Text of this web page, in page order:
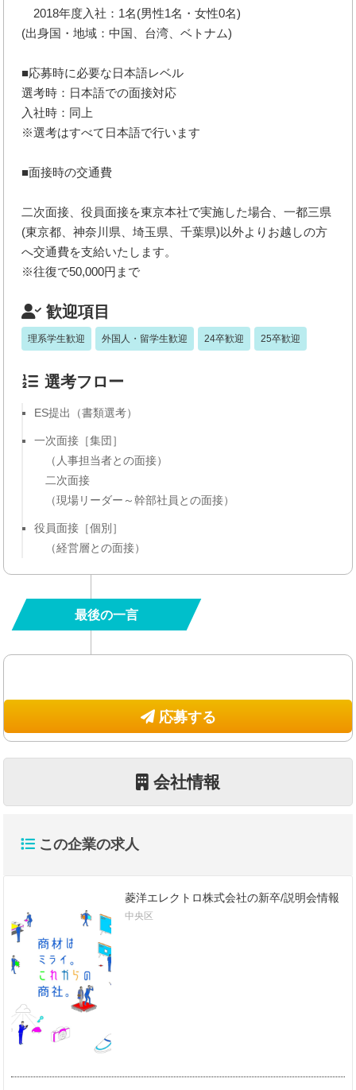
2018年度入社：1名(男性1名・女性0名)
(出身国・地域：中国、台湾、ベトナム)
■応募時に必要な日本語レベル
選考時：日本語での面接対応
入社時：同上
※選考はすべて日本語で行います
■面接時の交通費
二次面接、役員面接を東京本社で実施した場合、一都三県
(東京都、神奈川県、埼玉県、千葉県)以外よりお越しの方
へ交通費を支給いたします。
※往復で50,000円まで
歓迎項目
理系学生歓迎 外国人・留学生歓迎 24卒歓迎 25卒歓迎
選考フロー
ES提出（書類選考）
一次面接［集団］
（人事担当者との面接）
二次面接
（現場リーダー～幹部社員との面接）
役員面接［個別］
（経営層との面接）
最後の一言
応募する
会社情報
この企業の求人
菱洋エレクトロ株式会社の新卒/説明会情報
中央区